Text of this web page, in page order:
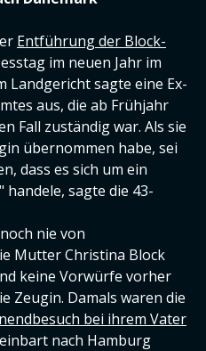
Entführung der Block-
im neuen Jahr im
Landgericht sagte eine Ex-
aus, die ab Frühjahr
Fall zuständig war. Als sie
übernommen habe, sei
dass es sich um ein
sagte die 43-
nie von
Mutter Christina Block
keine Vorwürfe vorher
Zeugin. Damals waren die
bei ihrem Vater
nach Hamburg